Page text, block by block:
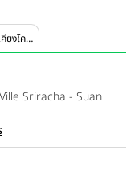
งโครงการ
Sriracha - Suan